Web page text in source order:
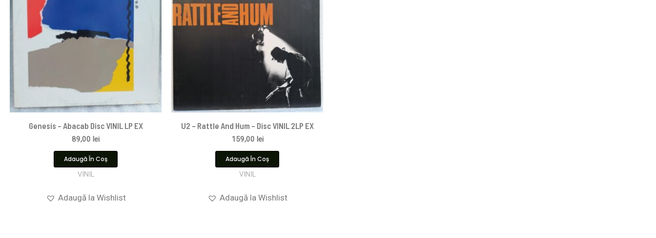
Genesis – Abacab Disc VINIL LP EX
89,00 lei
Adaugă În Coș
VINIL
Adaugă la Wishlist
U2 – Rattle And Hum – Disc VINIL 2LP EX
159,00 lei
Adaugă În Coș
VINIL
Adaugă la Wishlist